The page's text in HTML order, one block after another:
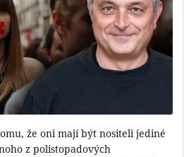
že oni mají být nositeli jediné
z polistopadových